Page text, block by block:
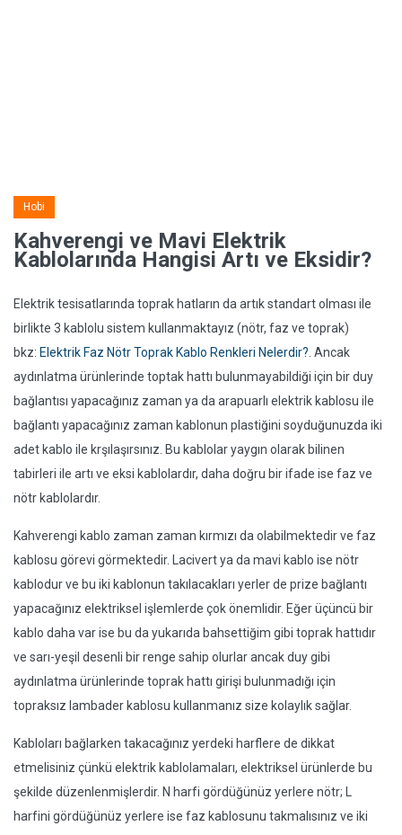
Hobi
Kahverengi ve Mavi Elektrik
Kablolarında Hangisi Artı ve Eksidir?
Elektrik tesisatlarında toprak hatların da artık standart olması ile
birlikte 3 kablolu sistem kullanmaktayız (nötr, faz ve toprak)
bkz: Elektrik Faz Nötr Toprak Kablo Renkleri Nelerdir? . Ancak
aydınlatma ürünlerinde toptak hattı bulunmayabildiği için bir duy
bağlantısı yapacağınız zaman ya da arapuarlı elektrik kablosu ile
bağlantı yapacağınız zaman kablonun plastiğini soyduğunuzda iki
adet kablo ile krşılaşırsınız. Bu kablolar yaygın olarak bilinen
tabirleri ile artı ve eksi kablolardır, daha doğru bir ifade ise faz ve
nötr kablolardır.
Kahverengi kablo zaman zaman kırmızı da olabilmektedir ve faz
kablosu görevi görmektedir. Lacivert ya da mavi kablo ise nötr
kablodur ve bu iki kablonun takılacakları yerler de prize bağlantı
yapacağınız elektriksel işlemlerde çok önemlidir. Eğer üçüncü bir
kablo daha var ise bu da yukarıda bahsettiğim gibi toprak hattıdır
ve sarı-yeşil desenli bir renge sahip olurlar ancak duy gibi
aydınlatma ürünlerinde toprak hattı girişi bulunmadığı için
topraksız lambader kablosu kullanmanız size kolaylık sağlar.
Kabloları bağlarken takacağınız yerdeki harflere de dikkat
etmelisiniz çünkü elektrik kablolamaları, elektriksel ürünlerde bu
şekilde düzenlenmişlerdir. N harfi gördüğünüz yerlere nötr; L
harfini gördüğünüz yerlere ise faz kablosunu takmalısınız ve iki